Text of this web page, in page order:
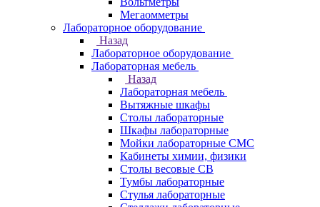
Мегаомметры
Лабораторное оборудование
Назад
Лабораторное оборудование
Лабораторная мебель
Назад
Лабораторная мебель
Вытяжные шкафы
Столы лабораторные
Шкафы лабораторные
Мойки лабораторные СМС
Кабинеты химии, физики
Столы весовые СВ
Тумбы лабораторные
Стулья лабораторные